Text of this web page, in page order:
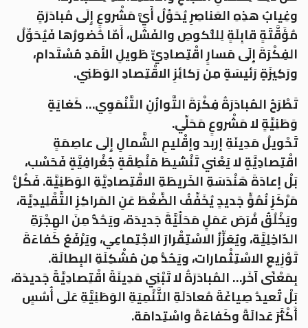
وغِيابُ هذِهِ العَناصِرِ يُحَوِّلُ أَيَّ مَشْروعٍ إِلَى مُبادَرَةٍ
مُؤَقَّتَةٍ قابِلَةٍ لِلنُّكوصِ والفَشَل، أَمّا حُضورُها فَيُحَوِّلُ
الفِكْرَةَ إِلَى مَسارٍ اقْتِصادِيٍّ طَويلِ الأَمَدِ مُسْتَدام،
ورَكِيزَةٍ رَئيسَةٍ مِن رَكائِزِ الاقْتِصادِ الوَطَنِي.
تَطْرَحُ المُبادَرَةُ فِكْرَةَ التَّوازُنِ التَّنْمَوِي… كَغايَةٍ
وَطَنِيَّةٍ لا مَشْروعٍ مَحَلِّي.
تَحْويلُ مَدِينَةِ إربد وإقْليمِ الشَّمالِ إِلَى عاصِمَةٍ
اقْتِصادِيَّةٍ لا يَعْني تَنْشيطَ مَنْطِقَةٍ جُغْرافِيَّةٍ فَحَسْب،
بَلْ إعادَةَ هَنْدَسَةِ الخَريطَةِ الاقْتِصادِيَّةِ الوَطَنِيَّة. فَكُلُّ
مَرْكَزِ نُمُوٍّ جَديدٍ يُخَفِّفُ الضَّغْطَ عَنِ المَراكِزِ التَّقْلِيدِيَّة،
ويَخْلُقُ فُرَصَ عَمَلٍ مَحَلِّيَّةً جَديدَة، ويَحُدُّ مِنَ الهِجْرَةِ
الدّاخِلِيَّة، ويُعَزِّزُ الاسْتِقْرارَ الاجْتِماعِي، ويَرْفَعُ كَفاءَةَ
تَوْزِيعِ الاسْتِثْمارات، ويَحُدُّ مِن مُشْكِلَةِ البِطالَة.
بِمَعْنًى آخَر… المُبادَرَةُ لا تَبْنِي مَدِينَةً اقْتِصادِيَّةً جَديدَة،
بَلْ تُعيدُ صِياغَةَ مُعادَلَةِ التَّنْمِيَةِ الوَطَنِيَّةِ عَلَى أُسُسٍ
أَكْثَرَ عَدالَةً وكَفاءَةً واسْتِدامَة.